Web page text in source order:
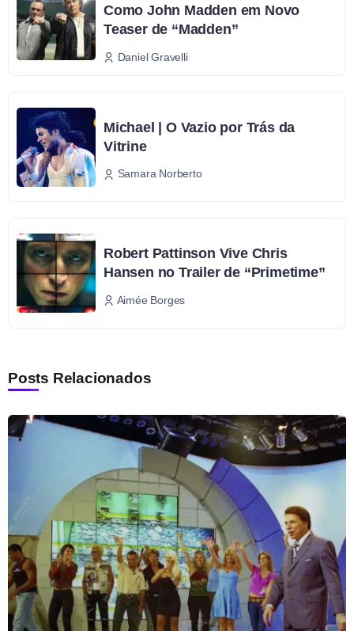
Como John Madden em Novo
Teaser de “Madden”
Daniel Gravelli
Michael | O Vazio por Trás da
Vitrine
Samara Norberto
Robert Pattinson Vive Chris
Hansen no Trailer de “Primetime”
Aimée Borges
Posts Relacionados